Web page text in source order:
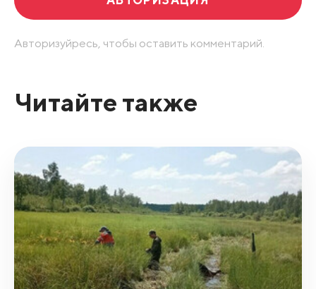
Авторизуйресь, чтобы оставить комментарий.
Читайте также